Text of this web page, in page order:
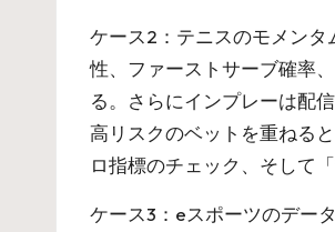
ケース2：テニスのモメン
性、ファーストサーブ確率
る。さらにインプレーは配
高リスクのベットを重ねる
ロ指標のチェック、そして
ケース3：eスポーツのデー